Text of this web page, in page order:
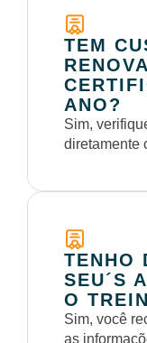
TEM
ANO?
Sim,
diretamente
TENHO
SEU´S
O
Sim, você
as